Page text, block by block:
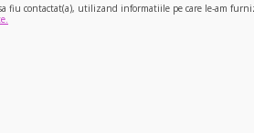
fiu contactat(a), utilizand informatiile pe care le-am